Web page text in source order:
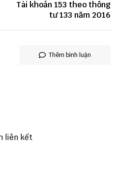
Tài khoản 153 theo thông
tư 133 năm 2016
Thêm bình luận
liên kết